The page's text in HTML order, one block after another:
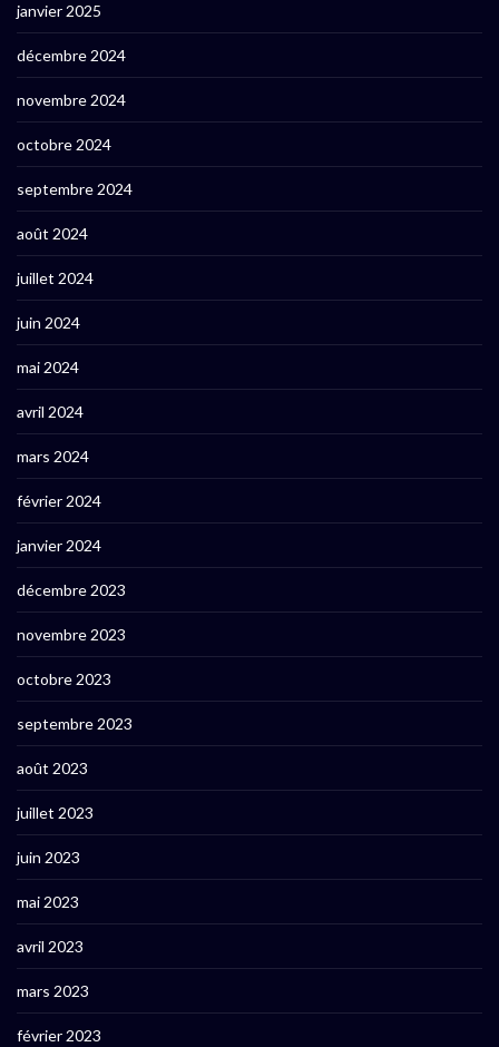
janvier 2025
décembre 2024
novembre 2024
octobre 2024
septembre 2024
août 2024
juillet 2024
juin 2024
mai 2024
avril 2024
mars 2024
février 2024
janvier 2024
décembre 2023
novembre 2023
octobre 2023
septembre 2023
août 2023
juillet 2023
juin 2023
mai 2023
avril 2023
mars 2023
février 2023